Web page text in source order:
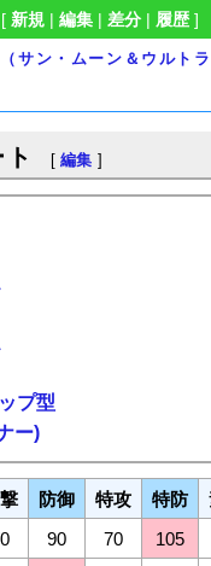
新規| 編集| 差分| 履歴]
サン・ムーン＆ウルトラ
[ 編集 ]
プ型
ー)
防御 特攻 特防
90 70 105